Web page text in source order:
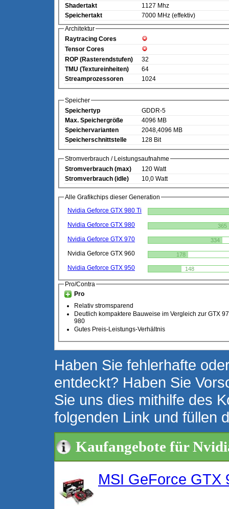
Shadertakt
1127 Mhz
Speichertakt
7000 MHz (effektiv)
Architektur
Raytracing Cores
Tensor Cores
ROP (Rasterendstufen)
32
TMU (Textureinheiten)
64
Streamprozessoren
1024
Speicher
Speichertyp
GDDR-5
Max. Speichergröße
4096 MB
Speichervarianten
2048,4096 MB
Speicherschnittstelle
128 Bit
Stromverbrauch / Leistungsaufnahme
Stromverbrauch (max)
120 Watt
Stromverbrauch (idle)
10,0 Watt
Alle Grafikchips dieser Generation
Nvidia Geforce GTX 980 Ti
Nvidia Geforce GTX 980
365
Nvidia Geforce GTX 970 334
Nvidia Geforce GTX 960 178
Nvidia Geforce GTX 950 148
Pro/Contra
Pro
Relativ stromsparend
Deutlich kompaktere Bauweise im Vergleich zur GTX
980
Gutes Preis-Leistungs-Verhältnis
Haben Sie fehlerhafte
entdeckt? Haben Sie
Sie uns dies mithilfe des
folgenden Link und füllen
Kaufangebote für
MSI GeForce GTX